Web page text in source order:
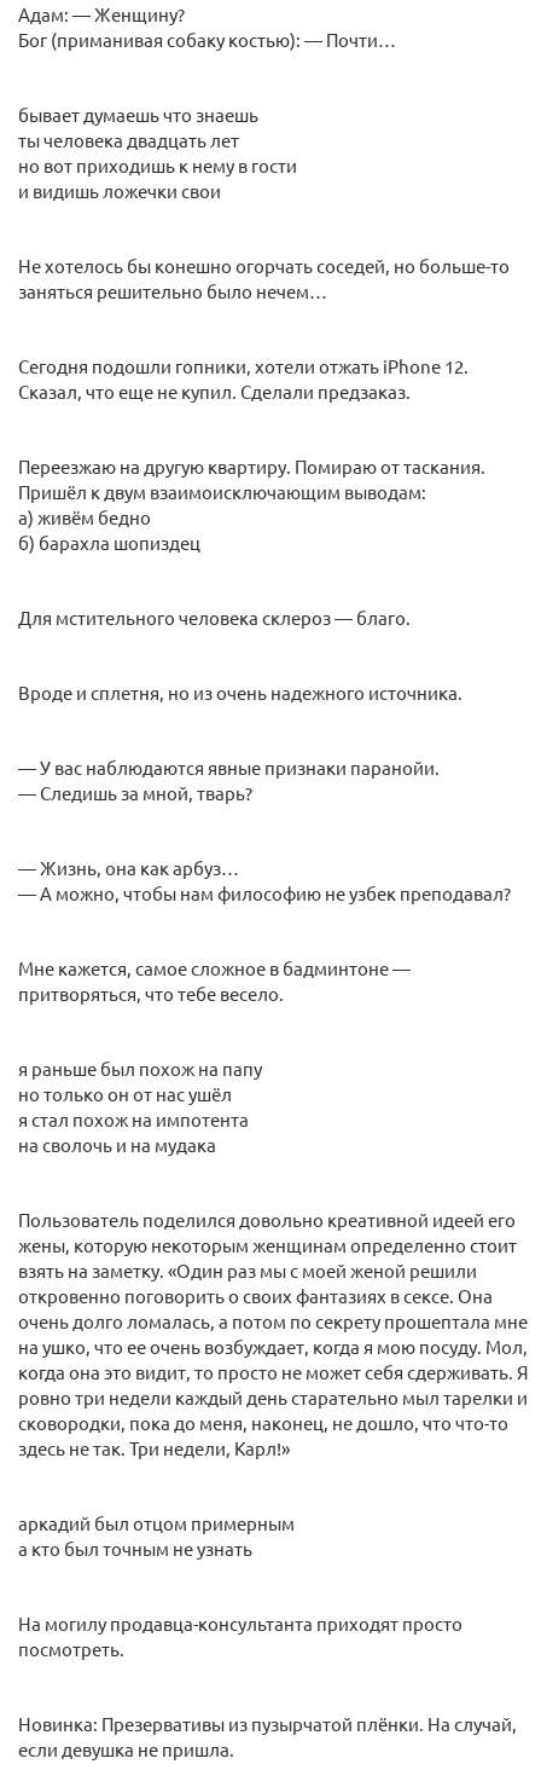
Адам: — Женщину?
Бог (приманивая собаку костью): — Почти…
бывает думаешь что знаешь
ты человека двадцать лет
но вот приходишь к нему в гости
и видишь ложечки свои
Не хотелось бы конешно огорчать соседей, но больше-то
заняться решительно было нечем…
Сегодня подошли гопники, хотели отжать iPhone 12.
Сказал, что еще не купил. Сделали предзаказ.
Переезжаю на другую квартиру. Помираю от таскания.
Пришёл к двум взаимоисключающим выводам:
а) живём бедно
б) барахла шопиздец
Для мстительного человека склероз — благо.
Вроде и сплетня, но из очень надежного источника.
— У вас наблюдаются явные признаки паранойи.
— Следишь за мной, тварь?
— Жизнь, она как арбуз…
— А можно, чтобы нам философию не узбек преподавал?
Мне кажется, самое сложное в бадминтоне —
притворяться, что тебе весело.
я раньше был похож на папу
но только он от нас ушёл
я стал похож на импотента
на сволочь и на мудака
Пользователь поделился довольно креативной идеей его
жены, которую некоторым женщинам определенно стоит
взять на заметку. «Один раз мы с моей женой решили
откровенно поговорить о своих фантазиях в сексе. Она
очень долго ломалась, а потом по секрету прошептала мне
на ушко, что ее очень возбуждает, когда я мою посуду. Мол,
когда она это видит, то просто не может себя сдерживать. Я
ровно три недели каждый день старательно мыл тарелки и
сковородки, пока до меня, наконец, не дошло, что что-то
здесь не так. Три недели, Карл!»
аркадий был отцом примерным
а кто был точным не узнать
На могилу продавца-консультанта приходят просто
посмотреть.
Новинка: Презервативы из пузырчатой плёнки. На случай,
если девушка не пришла.